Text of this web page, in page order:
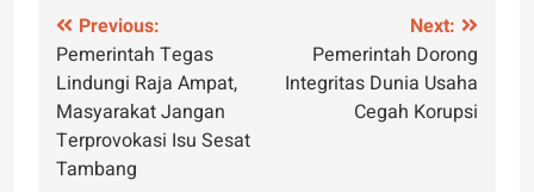
Post
navigation
Previous:
Pemerintah Tegas
Lindungi Raja Ampat,
Masyarakat Jangan
Terprovokasi Isu Sesat
Tambang
Next:
Pemerintah Dorong
Integritas Dunia Usaha
Cegah Korupsi